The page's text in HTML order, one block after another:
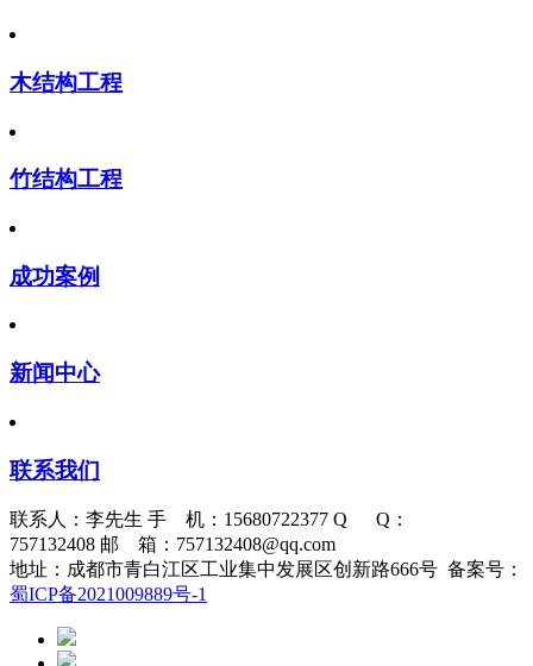
木结构工程
竹结构工程
成功案例
新闻中心
联系我们
联系人：李先生 手 机：15680722377 Q Q：
757132408 邮 箱：757132408@qq.com
地址：成都市青白江区工业集中发展区创新路666号 备案号：
蜀ICP备2021009889号-1